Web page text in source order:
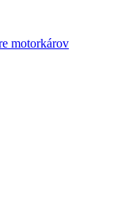
motorkárov